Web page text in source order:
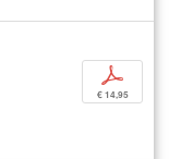
p
€ 14,95